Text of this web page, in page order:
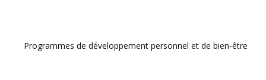
Programmes de développement personnel et de bien-être